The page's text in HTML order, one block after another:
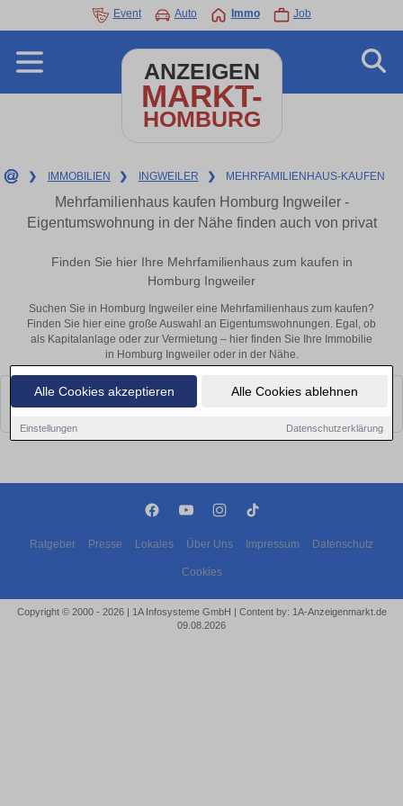
Alle Cookies akzeptieren Alle Cookies ablehnen
Einstellungen Datenschutzerklärung
Event Auto Immo Job
ANZEIGEN
MARKT-
HOMBURG
❯ IMMOBILIEN ❯ INGWEILER ❯ MEHRFAMILIENHAUS-KAUFEN
Mehrfamilienhaus kaufen Homburg Ingweiler -
Eigentumswohnung in der Nähe finden auch von privat
Finden Sie hier Ihre Mehrfamilienhaus zum kaufen in
Homburg Ingweiler
Suchen Sie in Homburg Ingweiler eine Mehrfamilienhaus zum kaufen?
Finden Sie hier eine große Auswahl an Eigentumswohnungen. Egal, ob
als Kapitalanlage oder zur Vermietung – hier finden Sie Ihre Immobilie
in Homburg Ingweiler oder in der Nähe.
Leider konnten wir derzeit keine passenden Objekte finden. Schauen Sie
bald wieder vorbei!
Ratgeber Presse Lokales Über Uns Impressum Datenschutz
Cookies
Copyright © 2000 - 2026 | 1A Infosysteme GmbH | Content by: 1A-Anzeigenmarkt.de
09.08.2026